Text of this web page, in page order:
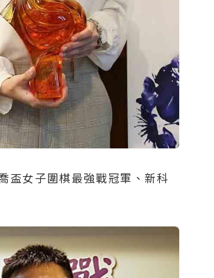
盃女子圍棋最強戰冠軍、新科